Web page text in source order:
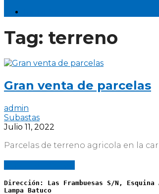
Tag: terreno
Gran venta de parcelas
admin
Subastas
Julio 11, 2022
Parcelas de terreno agricola en la
Dirección: Las Frambuesas S/N, Esquina
Lampa Batuco